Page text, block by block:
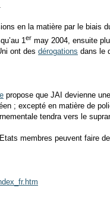
en la matière par le biais
1er may 2004, ensuite
ont des dérogations dans le
propose que JAI devienne
; excepté en matière de
tendra vers le
membres peuvent faire